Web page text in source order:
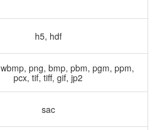
h5, hdf
png, bmp, pbm, pgm, ppm,
pcx, tif, tiff, gif, jp2
sac